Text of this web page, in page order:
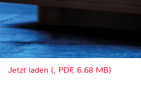
Jetzt laden (, PDF, 6.68 MB)